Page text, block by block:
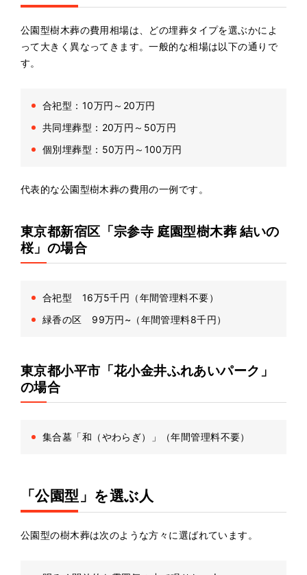
公園型樹木葬の費用相場は、どの埋葬タイプを選ぶかによ
って大きく異なってきます。一般的な相場は以下の通りで
す。
合祀型：10万円～20万円
共同埋葬型：20万円～50万円
個別埋葬型：50万円～100万円
代表的な公園型樹木葬の費用の一例です。
東京都新宿区「宗参寺 庭園型樹木葬 結いの
桜」の場合
合祀型 16万5千円（年間管理料不要）
緑香の区 99万円~（年間管理料8千円）
東京都小平市「花小金井ふれあいパーク」
の場合
集合墓「和（やわらぎ）」（年間管理料不要）
「公園型」を選ぶ人
公園型の樹木葬は次のような方々に選ばれています。